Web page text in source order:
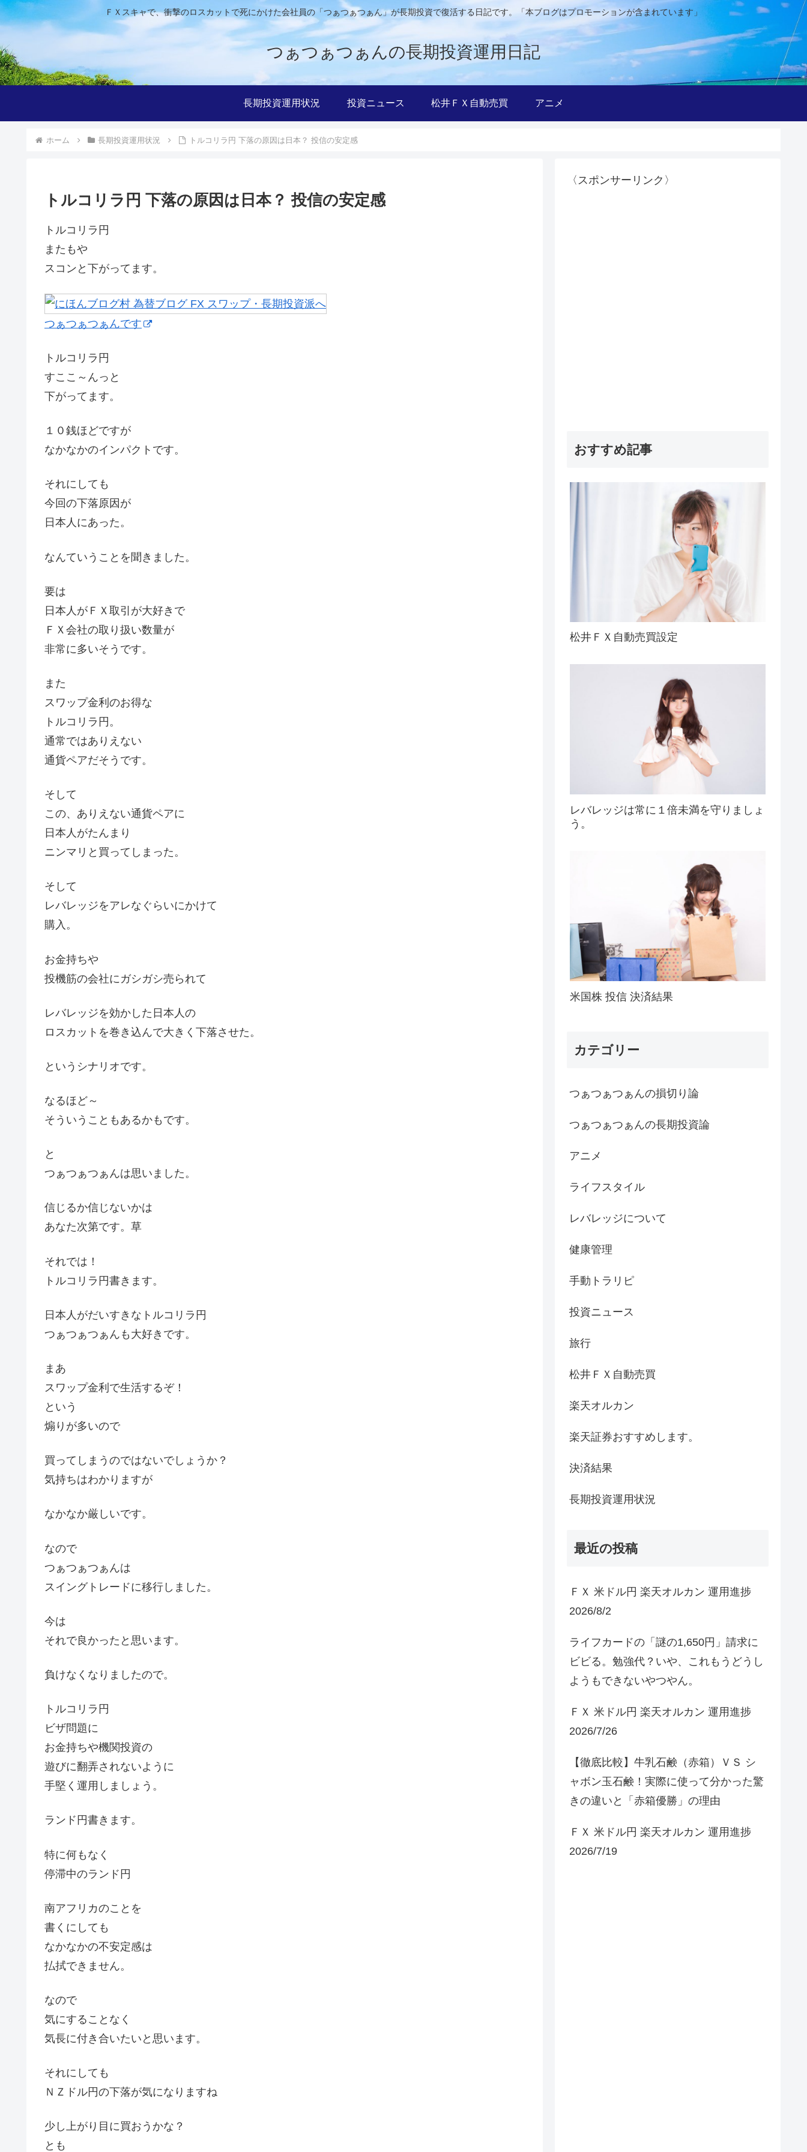
ＦＸスキャで、衝撃のロスカットで死にかけた会社員の「つぁつぁつぁん」が長期投資で復活する日記です。「本ブログはプロモーションが含まれています」
つぁつぁつぁんの長期投資運用日記
長期投資運用状況 投資ニュース 松井ＦＸ自動売買 アニメ
ホーム 長期投資運用状況 トルコリラ円 下落の原因は日本？ 投信の安定感
トルコリラ円 下落の原因は日本？ 投信の安定感
トルコリラ円
またもや
スコンと下がってます。
つぁつぁつぁんです
トルコリラ円
すここ～んっと
下がってます。
１０銭ほどですが
なかなかのインパクトです。
それにしても
今回の下落原因が
日本人にあった。
なんていうことを聞きました。
要は
日本人がＦＸ取引が大好きで
ＦＸ会社の取り扱い数量が
非常に多いそうです。
また
スワップ金利のお得な
トルコリラ円。
通常ではありえない
通貨ペアだそうです。
そして
この、ありえない通貨ペアに
日本人がたんまり
ニンマリと買ってしまった。
そして
レバレッジをアレなぐらいにかけて
購入。
お金持ちや
投機筋の会社にガシガシ売られて
レバレッジを効かした日本人の
ロスカットを巻き込んで大きく下落させた。
というシナリオです。
なるほど～
そういうこともあるかもです。
と
つぁつぁつぁんは思いました。
信じるか信じないかは
あなた次第です。草
それでは！
トルコリラ円書きます。
日本人がだいすきなトルコリラ円
つぁつぁつぁんも大好きです。
まあ
スワップ金利で生活するぞ！
という
煽りが多いので
買ってしまうのではないでしょうか？
気持ちはわかりますが
なかなか厳しいです。
なので
つぁつぁつぁんは
スイングトレードに移行しました。
今は
それで良かったと思います。
負けなくなりましたので。
トルコリラ円
ビザ問題に
お金持ちや機関投資の
遊びに翻弄されないように
手堅く運用しましょう。
ランド円書きます。
特に何もなく
停滞中のランド円
南アフリカのことを
書くにしても
なかなかの不安定感は
払拭できません。
なので
気にすることなく
気長に付き合いたいと思います。
それにしても
ＮＺドル円の下落が気になりますね
少し上がり目に買おうかな？
とも
〈スポンサーリンク〉
おすすめ記事
松井ＦＸ自動売買設定
レバレッジは常に１倍未満を守りましょ
う。
米国株 投信 決済結果
カテゴリー
つぁつぁつぁんの損切り論
つぁつぁつぁんの長期投資論
アニメ
ライフスタイル
レバレッジについて
健康管理
手動トラリピ
投資ニュース
旅行
松井ＦＸ自動売買
楽天オルカン
楽天証券おすすめします。
決済結果
長期投資運用状況
最近の投稿
ＦＸ 米ドル円 楽天オルカン 運用進捗
2026/8/2
ライフカードの「謎の1,650円」請求に
ビビる。勉強代？いや、これもうどうし
ようもできないやつやん。
ＦＸ 米ドル円 楽天オルカン 運用進捗
2026/7/26
【徹底比較】牛乳石鹸（赤箱）ＶＳ シ
ャボン玉石鹸！実際に使って分かった驚
きの違いと「赤箱優勝」の理由
ＦＸ 米ドル円 楽天オルカン 運用進捗
2026/7/19